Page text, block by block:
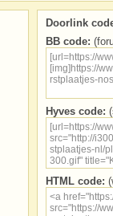
Doorlink
BB code:
Hyves code:
HTML code: